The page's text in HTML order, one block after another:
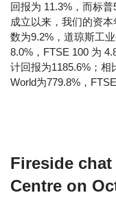
回报为 11.3%，而标
成立以来，我们的资
数为9.2%，道琼斯工
8.0%，FTSE 100 为
计回报为1185.6%；相
World为779.8%，
Fireside
Centre on